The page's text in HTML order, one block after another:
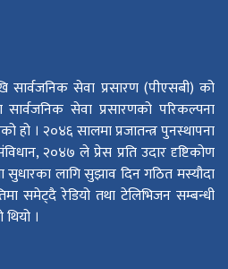
सेवा प्रसारण (पीएसबी) को
सेवा प्रसारणको परिकल्पना
हो । २०४६ सालमा प्रजातन्त्र पुनस्थापना
२०४७ ले प्रेस प्रति उदार दृष्टिकोण
सुधारका लागि सुझाव दिन गठित मस्यौदा
समेट्दै रेडियो तथा टेलिभिजन सम्बन्धी
।